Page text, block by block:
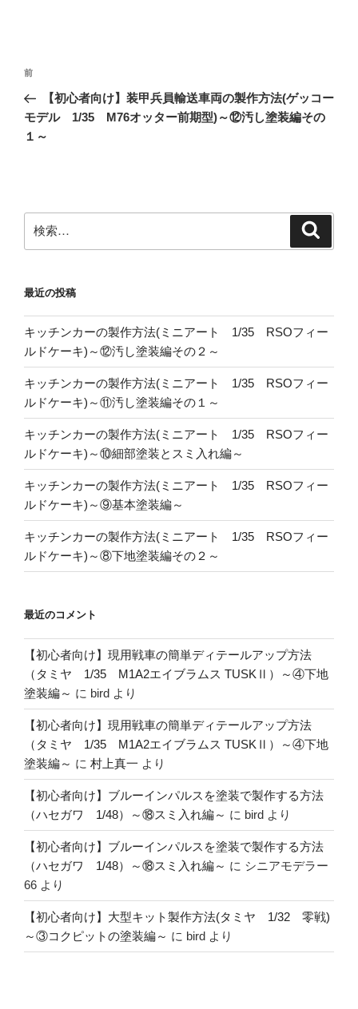
投
ナ
ビ
ョ
前
の
投
稿
前
【初心者向け】装甲兵員輸送車両の製作方法(ゲッコー
モデル 1/35 M76オッター前期型)～⑫汚し塗装編その
１～
索:
最近の投稿
キッチンカーの製作方法(ミニアート 1/35 RSOフィー
ルドケーキ)～⑫汚し塗装編その２～
キッチンカーの製作方法(ミニアート 1/35 RSOフィー
ルドケーキ)～⑪汚し塗装編その１～
キッチンカーの製作方法(ミニアート 1/35 RSOフィー
ルドケーキ)～⑩細部塗装とスミ入れ編～
キッチンカーの製作方法(ミニアート 1/35 RSOフィー
ルドケーキ)～⑨基本塗装編～
キッチンカーの製作方法(ミニアート 1/35 RSOフィー
ルドケーキ)～⑧下地塗装編その２～
最近のコメント
【初心者向け】現用戦車の簡単ディテールアップ方法
（タミヤ 1/35 M1A2エイブラムス TUSKⅡ）～④下地
塗装編～ に bird より
【初心者向け】現用戦車の簡単ディテールアップ方法
（タミヤ 1/35 M1A2エイブラムス TUSKⅡ）～④下地
塗装編～ に 村上真一 より
【初心者向け】ブルーインパルスを塗装で製作する方法
（ハセガワ 1/48）～⑱スミ入れ編～ に bird より
【初心者向け】ブルーインパルスを塗装で製作する方法
（ハセガワ 1/48）～⑱スミ入れ編～ に シニアモデラー
66 より
【初心者向け】大型キット製作方法(タミヤ 1/32 零戦)
～③コクピットの塗装編～ に bird より